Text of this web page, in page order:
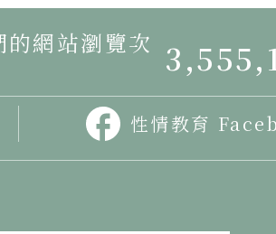
網站瀏覽次
性情教育